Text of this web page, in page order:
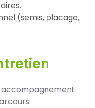
(semis, placage,
accompagnement